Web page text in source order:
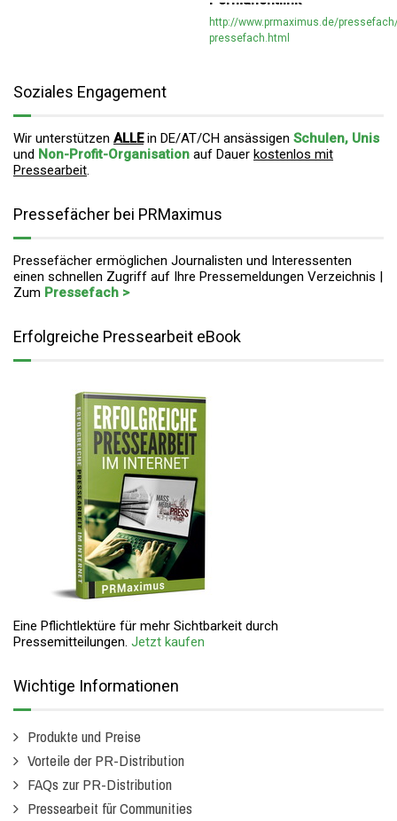
http://www.prmaximus.de/
pressefach.html
Soziales Engagement
Wir unterstützen ALLEin DE/AT/CH ansässigen Schulen, Unis
und Non-Profit-Organisation auf Dauer kostenlos mit
Pressearbeit.
Pressefächer bei PRMaximus
Pressefächer ermöglichen Journalisten und Interessenten
einen schnellen Zugriff auf Ihre Pressemeldungen Verzeichnis |
Zum Pressefach >
Erfolgreiche Pressearbeit eBook
Eine Pflichtlektüre für mehr Sichtbarkeit durch
Pressemitteilungen. Jetzt kaufen
Wichtige Informationen
Produkte und Preise
Vorteile der PR-Distribution
FAQs zur PR-Distribution
Pressearbeit für Communities